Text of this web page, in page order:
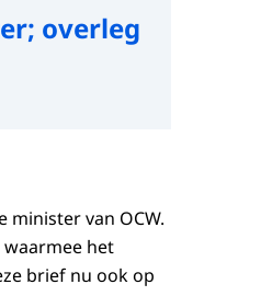
overleg
minister van OCW.
het
brief nu ook op